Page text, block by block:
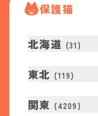
保護猫
北海道 (31 )
東北 (119)
関東 (4209 )